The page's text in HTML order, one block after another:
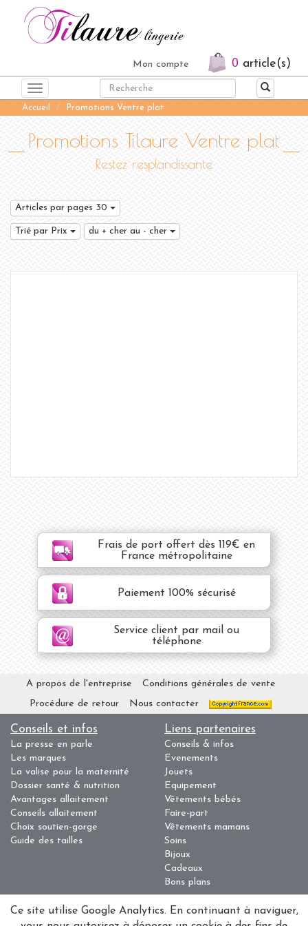
Mon compte 0 article(s)
Toggle
navigation
Accueil Promotions Ventre plat
Promotions Tilaure Ventre plat
Restez resplandissante
Articles par pages 30
Trié par Prix du + cher au - cher
Frais de port offert dès 119€ en
France métropolitaine
Paiement 100% sécurisé
Service client par mail ou
téléphone
A propos de l'entreprise
Conditions générales de vente
Procédure de retour
Nous contacter
Conseils et infos
La presse en parle
Les marques
La valise pour la maternité
Dossier santé & nutrition
Avantages allaitement
Conseils allaitement
Choix soutien-gorge
Guide des tailles
Liens partenaires
Conseils & infos
Evenements
Jouets
Equipement
Vêtements bébés
Faire-part
Vêtements mamans
Soins
Bijoux
Cadeaux
Bons plans
Raison sociale : Tilaure, E.I. Siège social : 25 rue Jean MERMOZ - 56 700
Ce site utilise Google Analytics. En continuant à naviguer,